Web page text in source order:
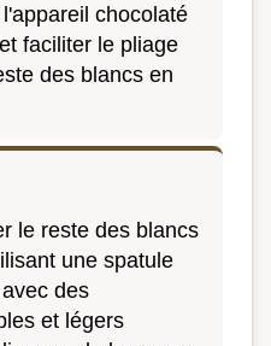
chocolaté
faciliter le pliage
des blancs en
le reste des blancs
une spatule
des
et légers